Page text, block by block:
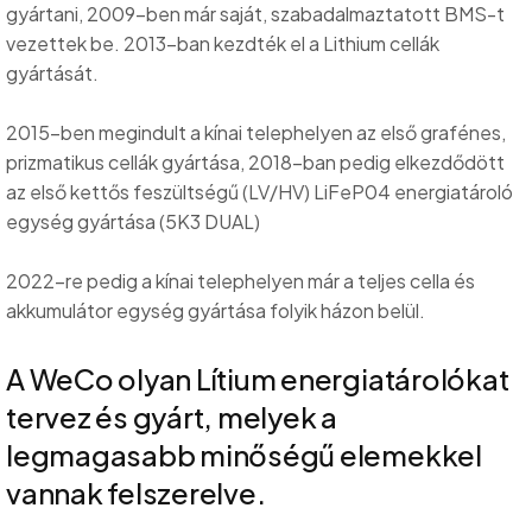
gyártani, 2009-ben már saját, szabadalmaztatott BMS-t
vezettek be. 2013-ban kezdték el a Lithium cellák
gyártását.
2015-ben megindult a kínai telephelyen az első grafénes,
prizmatikus cellák gyártása, 2018-ban pedig elkezdődött
az első kettős feszültségű (LV/HV) LiFeP04 energiatároló
egység gyártása (5K3 DUAL)
2022-re pedig a kínai telephelyen már a teljes cella és
akkumulátor egység gyártása folyik házon belül.
A WeCo olyan Lítium energiatárolókat
tervez és gyárt, melyek a
legmagasabb minőségű elemekkel
vannak felszerelve.